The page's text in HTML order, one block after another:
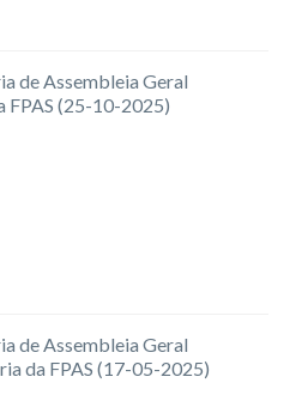
de Assembleia Geral
FPAS (25-10-2025)
de Assembleia Geral
da FPAS (17-05-2025)